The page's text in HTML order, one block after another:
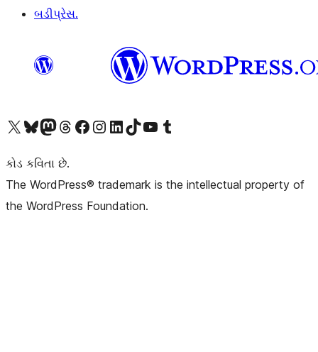
બડીપ્રેસ.
અમારા X (અગાઉ ટ્વિટર) એકાઉન્ટની મુલાકાત લોઅમારા Bluesky એકાઉન્ટની મુલાકાત લોઅમારા માસ્ટોડોન એકાઉન્ટની મુલાકાત લોઅમારા Threads એકાઉન્ટની મુલાકાત લો અમારા ફેસબુક પેજની મુલાકાત લોઅમારા ઇન્સ્ટાગ્રામ એકાઉન્ટની મુલાકાત લો અમારા LinkedIn એકાઉન્ટની મુલાકાત લોઅમારા TikTok એકાઉન્ટની મુલાકાત લોઅમારી YouTube ચેનલની મુલાકાત લો અમારા Tumblr એકાઉન્ટની મુલાકાત લો
કોડ કવિતા છે.
The WordPress® trademark is the intellectual property of
the WordPress Foundation.